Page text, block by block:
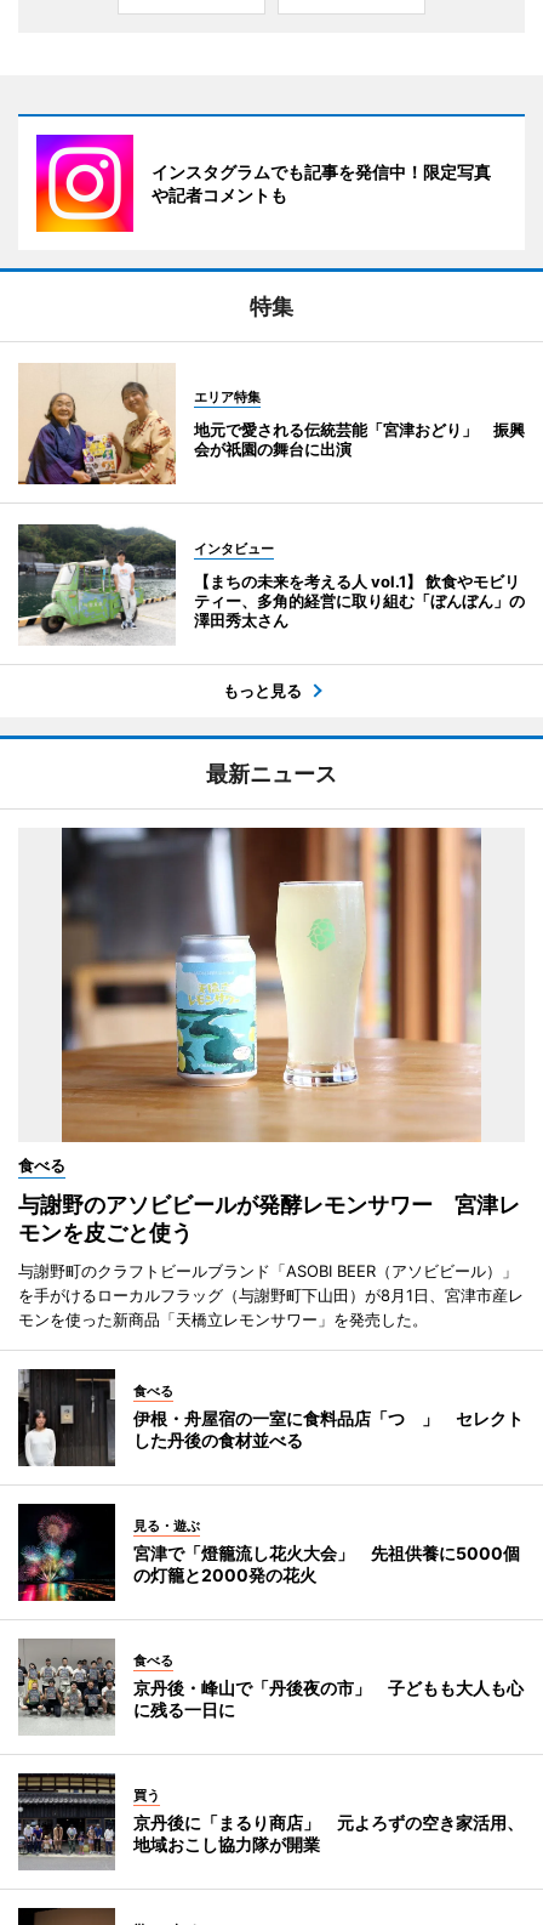
インスタグラムでも記事を発信中！限定写真
や記者コメントも
特集
エリア特集
地元で愛される伝統芸能「宮津おどり」 振興
会が祇園の舞台に出演
インタビュー
【まちの未来を考える人 vol.1】 飲食やモビリ
ティー、多角的経営に取り組む「ぼんぼん」の
澤田秀太さん
もっと見る
最新ニュース
食べる
与謝野のアソビビールが発酵レモンサワー 宮津レ
モンを皮ごと使う
与謝野町のクラフトビールブランド「ASOBI BEER（アソビビール）」
を手がけるローカルフラッグ（与謝野町下山田）が8月1日、宮津市産レ
モンを使った新商品「天橋立レモンサワー」を発売した。
食べる
伊根・舟屋宿の一室に食料品店「つゝ」 セレクト
した丹後の食材並べる
見る・遊ぶ
宮津で「燈籠流し花火大会」 先祖供養に5000個
の灯籠と2000発の花火
食べる
京丹後・峰山で「丹後夜の市」 子どもも大人も心
に残る一日に
買う
京丹後に「まるり商店」 元よろずの空き家活用、
地域おこし協力隊が開業